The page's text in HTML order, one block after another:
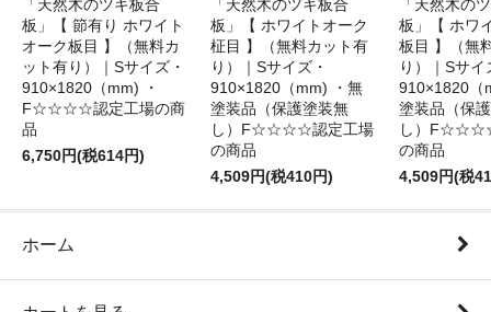
「天然木のツキ板合
板」【 節有り ホワイト
オーク板目 】（無料カ
ット有り）｜Sサイズ・
910×1820（mm) ・
F☆☆☆☆認定工場の商
品
6,750円(税614円)
「天然木のツキ板合
板」【 ホワイトオーク
柾目 】（無料カット有
り）｜Sサイズ・
910×1820（mm) ・無
塗装品（保護塗装無
し）F☆☆☆☆認定工場
の商品
4,509円(税410円)
「天然木の
板」【 ホワ
板目 】（無
り）｜Sサイ
910×1820（
塗装品（保
し）
の商品
4,509円(税
ホーム